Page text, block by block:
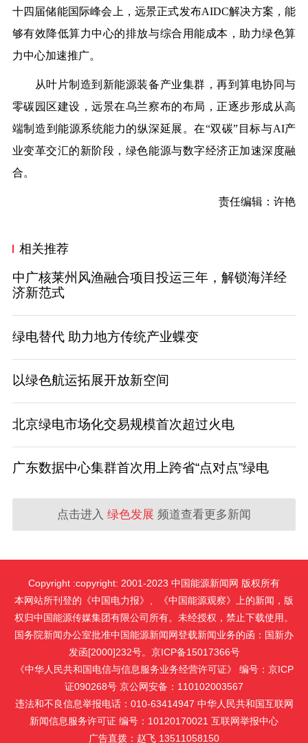
十四届储能国际峰会上，远景正式发布AIDC解决方案，能
够有效降低算力中心的排放与综合用能成本，助力绿色算
力中心加速推广。
从叶片制造到新能源装备产业集群，再到算电协同与
零碳园区建设，远景在乌兰察布的布局，正逐步形成从高
端制造到能源系统能力的纵深延展。在“双碳”目标与AI产
业变革交汇的新阶段，绿色能源与数字经济正加速深度融
合。
责任编辑：许艳
相关推荐
中广核莱州风渔融合项目投运三年，解锁海洋经
济新范式
绿电替代 助力地方传统产业蝶变
以绿色航运拓展开放新空间
北京绿电市场化交易规模首次超过火电
广东数据中心集群首次用上跨省“点对点”绿电
点击进入 绿色发展 频道查看更多新闻
Copyright :copyright: 2001-2023 中国能源新闻网 版权所有
本网站所刊登的《中国电力报》、《中国能源观察》上的新闻，版
权归中国能源传媒集团有限公司所有。未经授权，禁止下载使用。
国务院新闻办公室批准中国能源新闻网登载新闻业务的函：国新办
发函[2000]232号。京ICP备15017366号
《中华人民共和国电信与信息服务业务经营许可证》 编号：京ICP
证090268号 京公网安备：110102003567
违法和不良信息举报电话：010-63414947 中华人民共和国互联网
新闻信息服务许可证 编号：10120170021 互联网举报中心
广告直拨：赵飞 13511058150